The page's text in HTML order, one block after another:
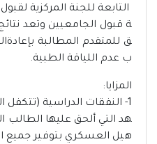
التابعة للجنة المركزية
ة قبول الجامعيين وتعد
ق للمتقدم المطالبة
ب عدم اللياقة الطبية.
المزايا:
1- النفقات الدراسية (تتكفل
هد التي ألحق عليها الطالب
هيل العسكري بتوفير جميع